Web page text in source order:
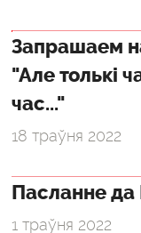
Запрашаем
"Але толькі
час..."
18 траўня 2022
Пасланне да
1 траўня 2022